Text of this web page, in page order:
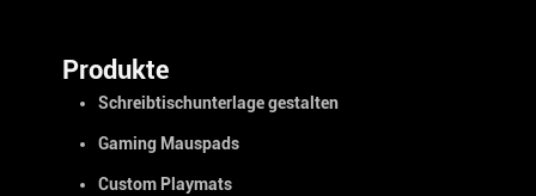
Produkte
Schreibtischunterlage gestalten
Gaming Mauspads
Custom Playmats